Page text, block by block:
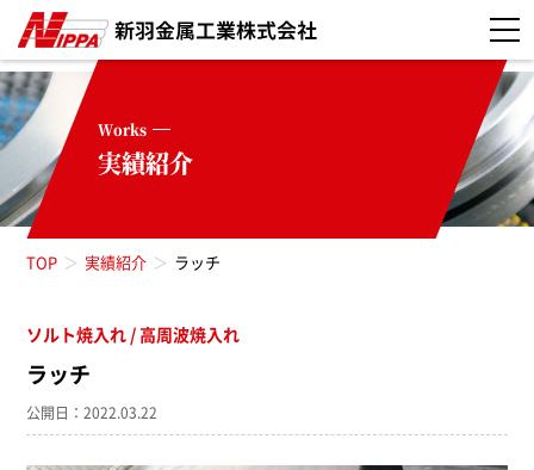
Works
実績紹介
TOP 実績紹介 ラッチ
ソルト焼入れ 高周波焼入れ
ラッチ
公開日：2022.03.22